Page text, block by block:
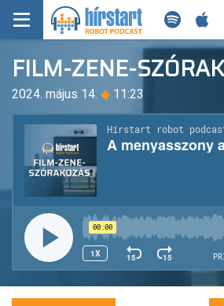
KEZDŐLAP
FRISS HÍREK
TECH HÍREK
FILM-ZENE-SZÓRAKOZÁS
PLAYLIST
MI AZ A ROBOT PODCAST?
FILM-ZENE-
2024. május 14. ◆ 11:23